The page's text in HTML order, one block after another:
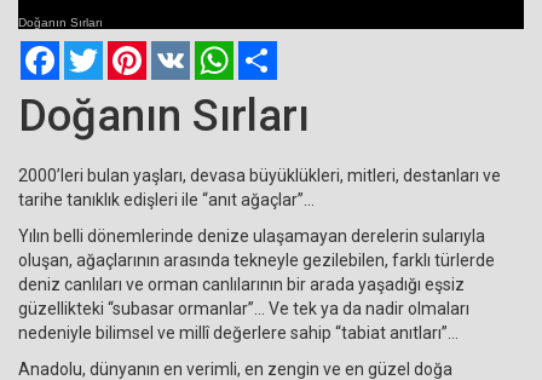
Doğanın Sırları
FacebookTwitterPinterest
VK WhatsApp
Doğanın Sırları
2000’leri bulan yaşları, devasa büyüklükleri, mitleri, destanları ve
tarihe tanıklık edişleri ile “anıt ağaçlar”…
Yılın belli dönemlerinde denize ulaşamayan derelerin sularıyla
oluşan, ağaçlarının arasında tekneyle gezilebilen, farklı türlerde
deniz canlıları ve orman canlılarının bir arada yaşadığı eşsiz
güzellikteki “subasar ormanlar”… Ve tek ya da nadir olmaları
nedeniyle bilimsel ve millî değerlere sahip “tabiat anıtları”…
Anadolu, dünyanın en verimli, en zengin ve en güzel doğa